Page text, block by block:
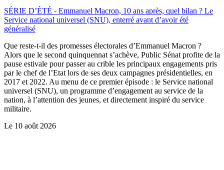
SÉRIE D’ÉTÉ - Emmanuel Macron, 10 ans après, quel bilan ? Le
Service national universel (SNU), enterré avant d’avoir été
généralisé
Que reste-t-il des promesses électorales d’Emmanuel Macron ?
Alors que le second quinquennat s’achève, Public Sénat profite de la
pause estivale pour passer au crible les principaux engagements pris
par le chef de l’Etat lors de ses deux campagnes présidentielles, en
2017 et 2022. Au menu de ce premier épisode : le Service national
universel (SNU), un programme d’engagement au service de la
nation, à l’attention des jeunes, et directement inspiré du service
militaire.
Le 10 août 2026